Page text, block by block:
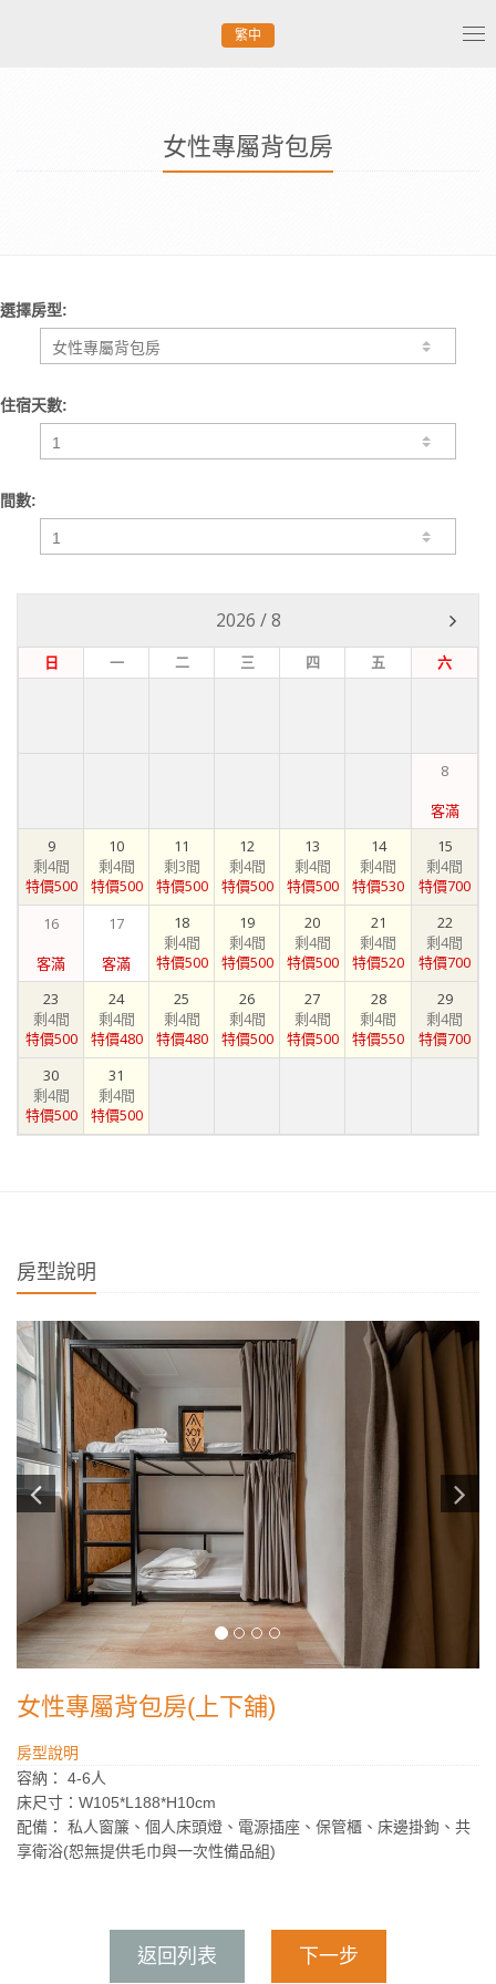
繁中
女性專屬背包房
選擇房型:
住宿天數:
間數:
2026 /8
日 一 二 三 四 五 六
8
客滿
9
剩4間
特價500
10
剩4間
特價500
11
剩3間
特價500
12
剩4間
特價500
13
剩4間
特價500
14
剩4間
特價530
15
剩4間
特價700
16
客滿
17
客滿
18
剩4間
特價500
19
剩4間
特價500
20
剩4間
特價500
21
剩4間
特價520
22
剩4間
特價700
23
剩4間
特價500
24
剩4間
特價480
25
剩4間
特價480
26
剩4間
特價500
27
剩4間
特價500
28
剩4間
特價550
29
剩4間
特價700
30
剩4間
特價500
31
剩4間
特價500
房型說明
女性專屬背包房(上下舖)
房型說明
容納： 4-6人
床尺寸：W105*L188*H10cm
配備： 私人窗簾、個人床頭燈、電源插座、保管櫃、床邊掛鉤、共
享衛浴(恕無提供毛巾與一次性備品組)
返回列表 下一步